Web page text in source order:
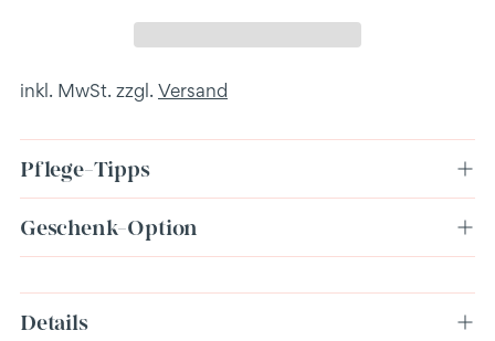
inkl. MwSt. zzgl. Versand
Pflege-Tipps
Geschenk-Option
in
Details